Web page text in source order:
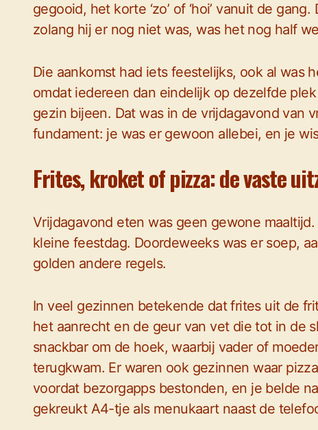
gegooid, het korte ‘zo’ of ‘hoi’ vanuit de
zolang hij er nog niet was, was het nog half
Die aankomst had iets feestelijks, ook al was
omdat iedereen dan eindelijk op dezelfde
gezin bijeen. Dat was in de vrijdagavond van
fundament: je was er gewoon allebei, en je
Frites, kroket of pizza: de vaste
Vrijdagavond eten was geen gewone
kleine feestdag. Doordeweeks was er soep,
golden andere regels.
In veel gezinnen betekende dat frites uit de
het aanrecht en de geur van vet die tot in de
snackbar om de hoek, waarbij vader of
terugkwam. Er waren ook gezinnen waar
voordat bezorgapps bestonden, en je belde
gekreukt A4-tje als menukaart naast de